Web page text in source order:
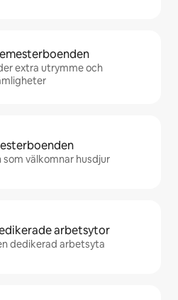
extra utrymme och
som välkomnar husdjur
arbetsytor
dedikerad arbetsyta